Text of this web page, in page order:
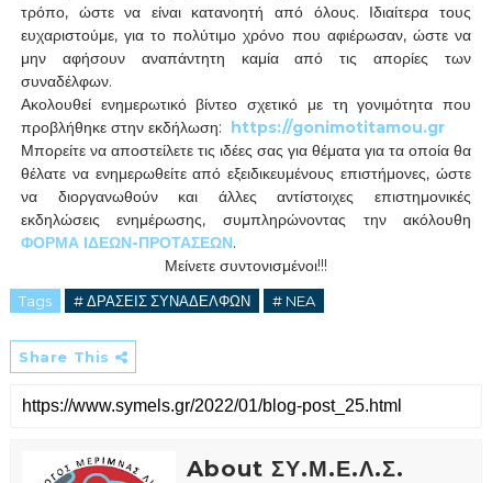
τρόπο, ώστε να είναι κατανοητή από όλους. Ιδιαίτερα τους
ευχαριστούμε, για το πολύτιμο χρόνο που αφιέρωσαν, ώστε να
μην αφήσουν αναπάντητη καμία από τις απορίες των
συναδέλφων.
Ακολουθεί ενημερωτικό βίντεο σχετικό με τη γονιμότητα που
προβλήθηκε στην εκδήλωση: https://gonimotitamou.gr
Μπορείτε να αποστείλετε τις ιδέες σας για θέματα για τα οποία θα
θέλατε να ενημερωθείτε από εξειδικευμένους επιστήμονες, ώστε
να διοργανωθούν και άλλες αντίστοιχες επιστημονικές
εκδηλώσεις ενημέρωσης, συμπληρώνοντας την ακόλουθη
ΦΟΡΜΑ ΙΔΕΩΝ-ΠΡΟΤΑΣΕΩΝ.
Μείνετε συντονισμένοι!!!
Tags # ΔΡΑΣΕΙΣ ΣΥΝΑΔΕΛΦΩΝ # NEA
Share This
About ΣΥ.Μ.Ε.Λ.Σ.